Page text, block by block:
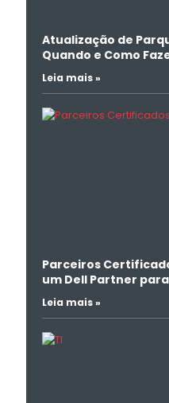
Atualização de
Quando e Como
Leia mais »
Parceiros
um Dell Partner
Leia mais »